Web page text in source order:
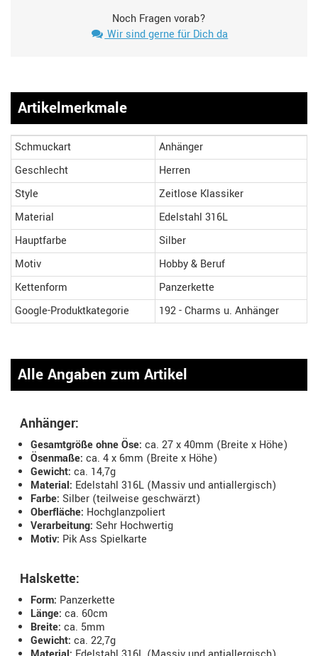
Noch Fragen vorab?
Wir sind gerne für Dich da
Artikelmerkmale
Schmuckart
Anhänger
Geschlecht
Herren
Style
Zeitlose Klassiker
Material
Edelstahl 316L
Hauptfarbe
Silber
Motiv
Hobby & Beruf
Kettenform
Panzerkette
Google-Produktkategorie
192 - Charms u. Anhänger
Alle Angaben zum Artikel
Anhänger:
Gesamtgröße ohne Öse: ca. 27 x 40mm (Breite x Höhe)
Ösenmaße: ca. 4 x 6mm (Breite x Höhe)
Gewicht: ca. 14,7g
Material: Edelstahl 316L (Massiv und antiallergisch)
Farbe: Silber (teilweise geschwärzt)
Oberfläche: Hochglanzpoliert
Verarbeitung: Sehr Hochwertig
Motiv: Pik Ass Spielkarte
Halskette:
Form: Panzerkette
Länge: ca. 60cm
Breite: ca. 5mm
Gewicht: ca. 22,7g